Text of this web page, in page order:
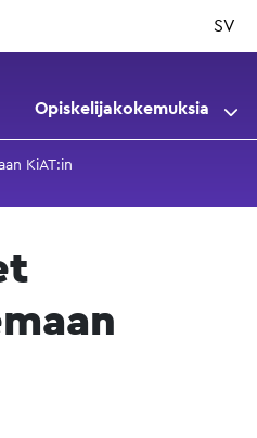
SV
Opiskelijakokemuksia
KiAT:in